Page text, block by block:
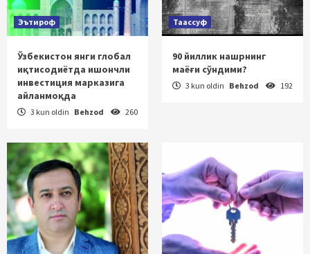
Эътироф
Ўзбекистон янги глобал
иқтисодиётда ишончли
инвестиция марказига
айланмоқда
3 kun oldin Behzod 260
Таассуф
90 йиллик нашрнинг
маёғи сўндими?
3 kun oldin Behzod 192